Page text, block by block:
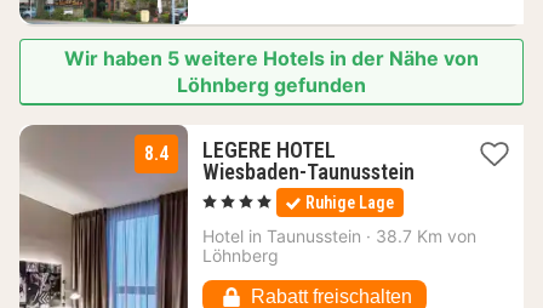
Wir haben 5 weitere Hotels in der Nähe von
Löhnberg gefunden
8.4
LEGERE HOTEL
Wiesbaden-Taunusstein2
89
, 4 Sterne Ruhige Lage
Hotel in Taunusstein · 38.7 Km von
Löhnberg
Rabatt freischalten